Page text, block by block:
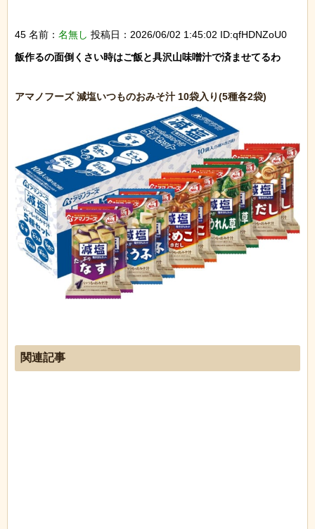
45 名前： 名無し 投稿日：2026/06/02 1:45:02 ID:qfHDNZoU0
飯作るの面倒くさい時はご飯と具沢山味噌汁で済ませてるわ
関連記事